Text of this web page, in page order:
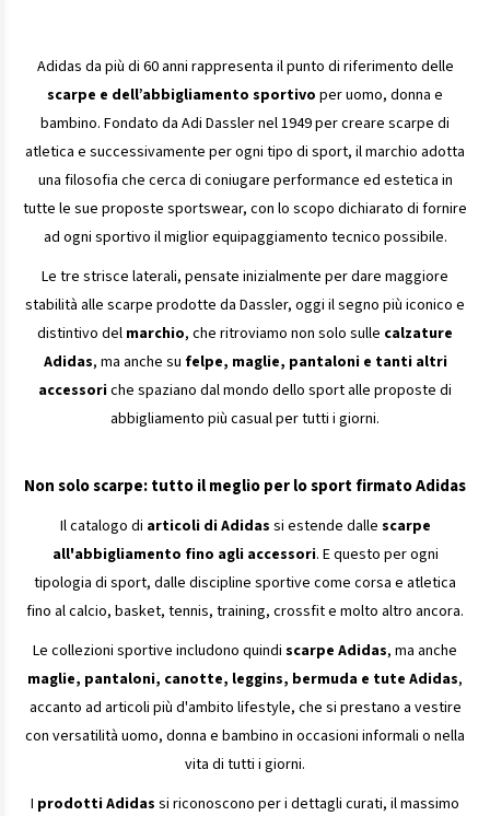
Adidas da più di 60 anni rappresenta il punto di riferimento delle
scarpe e dell’abbigliamento sportivo per uomo, donna e
bambino. Fondato da Adi Dassler nel 1949 per creare scarpe di
atletica e successivamente per ogni tipo di sport, il marchio adotta
una filosofia che cerca di coniugare performance ed estetica in
tutte le sue proposte sportswear, con lo scopo dichiarato di fornire
ad ogni sportivo il miglior equipaggiamento tecnico possibile.
Le tre strisce laterali, pensate inizialmente per dare maggiore
stabilità alle scarpe prodotte da Dassler, oggi il segno più iconico e
distintivo del marchio, che ritroviamo non solo sulle calzature
Adidas, ma anche su felpe, maglie, pantaloni e tanti altri
accessoriche spaziano dal mondo dello sport alle proposte di
abbigliamento più casual per tutti i giorni.
Non solo scarpe: tutto il meglio per lo sport firmato Adidas
Il catalogo di articoli di Adidas si estende dalle scarpe
all'abbigliamento fino agli accessori. E questo per ogni
tipologia di sport, dalle discipline sportive come corsa e atletica
fino al calcio, basket, tennis, training, crossfit e molto altro ancora.
Le collezioni sportive includono quindi scarpe Adidas, ma anche
maglie, pantaloni, canotte, leggins, bermuda e tute Adidas,
accanto ad articoli più d'ambito lifestyle, che si prestano a vestire
con versatilità uomo, donna e bambino in occasioni informali o nella
vita di tutti i giorni.
I prodotti Adidas si riconoscono per i dettagli curati, il massimo